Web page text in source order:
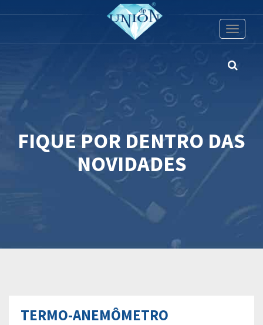
Toggle
FIQUE POR DENTRO DAS
NOVIDADES
TERMO-ANEMÔMETRO